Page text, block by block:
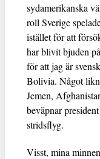
sydamerikanska
roll Sverige
istället för att
har blivit bjuden
för att jag är
Bolivia. Något
Jemen,
beväpnar
stridsflyg.
Visst, mina